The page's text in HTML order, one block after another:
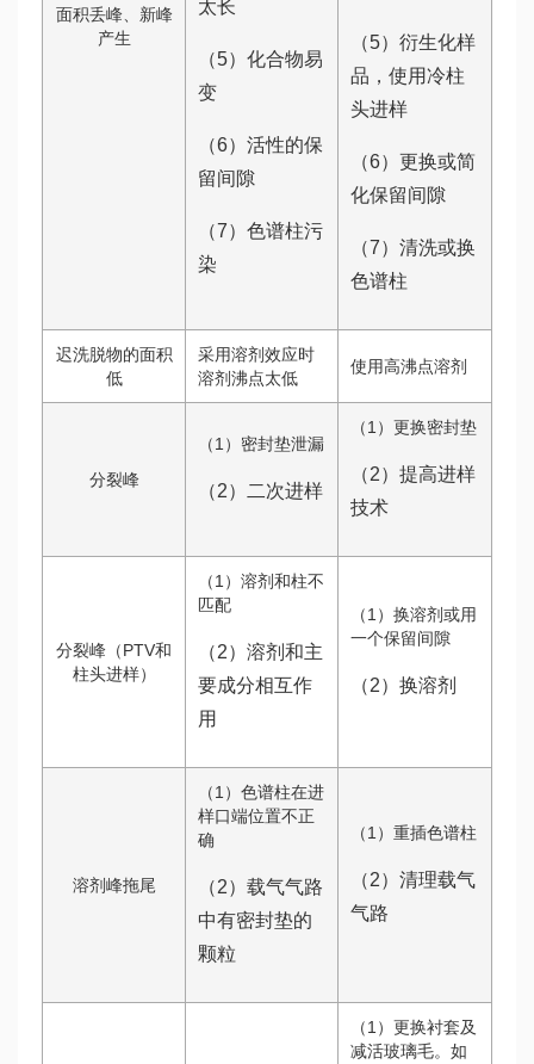
面积丢峰、新峰
产生
太长
（5）化合物易
变
（6）活性的保
留间隙
（7）色谱柱污
染
（5）衍生化样
品，使用冷柱
头进样
（6）更换或简
化保留间隙
（7）清洗或换
色谱柱
迟洗脱物的面积
低
采用溶剂效应时
溶剂沸点太低
使用高沸点溶剂
分裂峰
（1）密封垫泄漏
（2）二次进样
（1）更换密封垫
（2）提高进样
技术
分裂峰（PTV和
柱头进样）
（1）溶剂和柱不
匹配
（2）溶剂和主
要成分相互作
用
（1）换溶剂或用
一个保留间隙
（2）换溶剂
溶剂峰拖尾
（1）色谱柱在进
样口端位置不正
确
（2）载气气路
中有密封垫的
颗粒
（1）重插色谱柱
（2）清理载气
气路
（1）更换衬套及
减活玻璃毛。如